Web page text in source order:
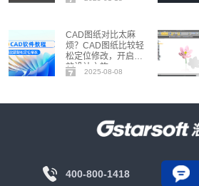
CAD图纸对比太麻
烦？CAD图纸比较轻
松定位修改，开启高
效设计之旅
2025-08-08
400-800-1418